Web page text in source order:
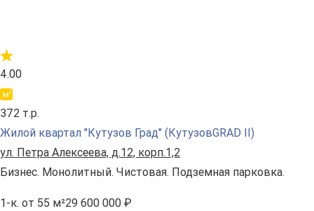
4.00
372 т.р.
Жилой квартал "Кутузов Град" (КутузовGRAD II)
ул. Петра Алексеева, д.12, корп.1,2
Бизнес. Монолитный. Чистовая. Подземная парковка.
1-к. от 55 м²29 600 000 ₽